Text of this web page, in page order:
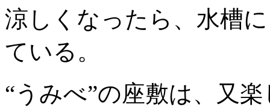
涼しくなったら、水槽
ている。
“うみべ”の座敷は、又